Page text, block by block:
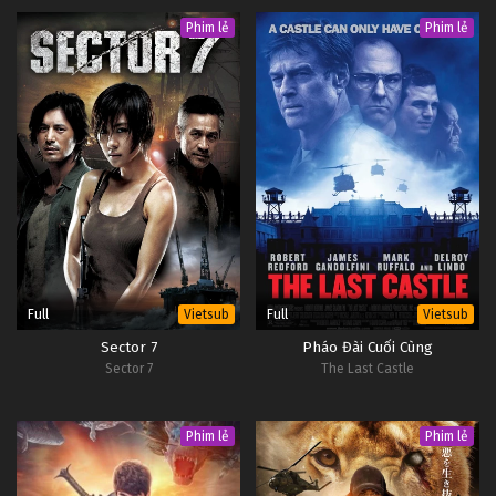
Phim lẻ
Full Vietsub
Sector 7
Sector 7
Phim lẻ
Full Vietsub
Pháo Đài Cuối Cùng
The Last Castle
Phim lẻ Phim lẻ